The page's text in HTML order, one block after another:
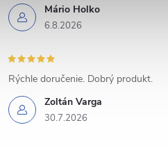
e
p
r
v
k
Mário Holko
6.8.2026
Zoltán Varga
30.7.2026
Rýchle doručenie. Dobrý produkt.